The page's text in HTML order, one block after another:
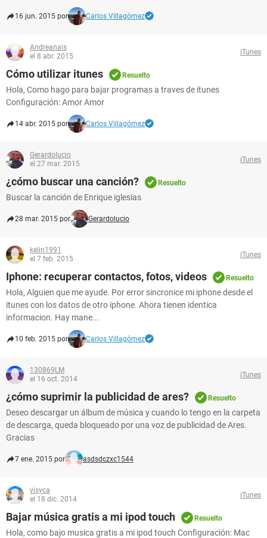
16 jun. 2015 por Carlos Villagómez
Andreanais
el 8 abr. 2015
iTunes
Cómo utilizar itunes Resuelto
Hola, Como hago para bajar programas a traves de itunes
Configuración: Amor Amor
14 abr. 2015 por Carlos Villagómez
Gerardolucio
el 27 mar. 2015
iTunes
¿cómo buscar una canción? Resuelto
Buscar la canción de Enrique iglesias
28 mar. 2015 por Gerardolucio
kelin1991
el 7 feb. 2015
iTunes
Iphone: recuperar contactos, fotos, videos Resuelto
Hola, Alguien que me ayude. Por error sincronice mi iphone desde el
itunes con los datos de otro iphone. Ahora tienen identica
informacion. Hay mane...
10 feb. 2015 por Carlos Villagómez
130869LM
el 16 oct. 2014
iTunes
¿cómo suprimir la publicidad de ares? Resuelto
Deseo descargar un álbum de música y cuando lo tengo en la carpeta
de descarga, queda bloqueado por una voz de publicidad de Ares.
Gracias
7 ene. 2015 por asdsdczxc1544
visyca
el 18 dic. 2014
iTunes
Bajar música gratis a mi ipod touch Resuelto
Hola, como bajo musica gratis a mi ipod touch Configuración: Mac